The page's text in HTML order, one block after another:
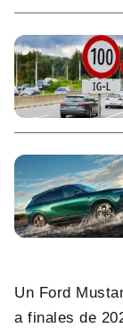
Un Ford
a finales de